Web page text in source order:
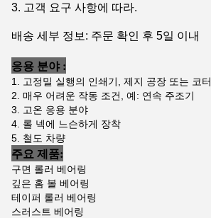
3. 고객 요구 사항에 따라.
배송 세부 정보: 주문 확인 후 5일 이내
응용 분야 :
1. 고정밀 실행의 인쇄기, 제지 공장 또는 코터
2. 매우 어려운 작동 조건, 예: 연속 주조기
3. 고온 응용 분야
4. 롤 넥에 느슨하게 장착
5. 철도 차량
주요 제품:
구면 롤러 베어링
깊은 홈 볼 베어링
테이퍼 롤러 베어링
스러스트 베어링